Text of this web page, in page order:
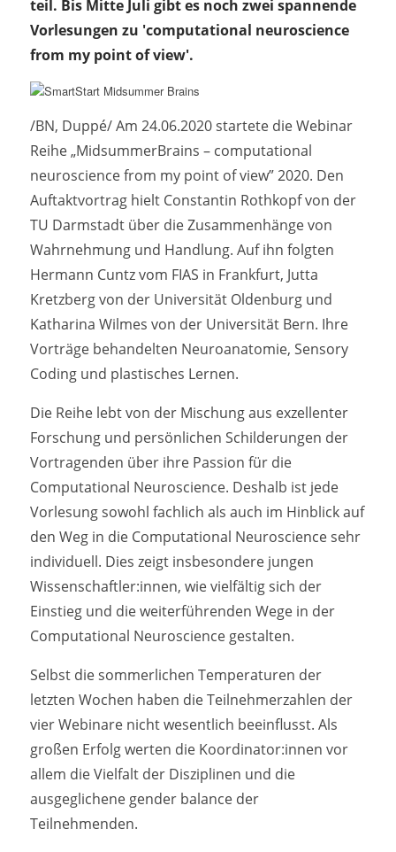
teil. Bis Mitte Juli gibt es noch zwei spannende
Vorlesungen zu 'computational neuroscience
from my point of view'.
/BN, Duppé/ Am 24.06.2020 startete die Webinar
Reihe „MidsummerBrains – computational
neuroscience from my point of view” 2020. Den
Auftaktvortrag hielt Constantin Rothkopf von der
TU Darmstadt über die Zusammenhänge von
Wahrnehmung und Handlung. Auf ihn folgten
Hermann Cuntz vom FIAS in Frankfurt, Jutta
Kretzberg von der Universität Oldenburg und
Katharina Wilmes von der Universität Bern. Ihre
Vorträge behandelten Neuroanatomie, Sensory
Coding und plastisches Lernen.
Die Reihe lebt von der Mischung aus exzellenter
Forschung und persönlichen Schilderungen der
Vortragenden über ihre Passion für die
Computational Neuroscience. Deshalb ist jede
Vorlesung sowohl fachlich als auch im Hinblick auf
den Weg in die Computational Neuroscience sehr
individuell. Dies zeigt insbesondere jungen
Wissenschaftler:innen, wie vielfältig sich der
Einstieg und die weiterführenden Wege in der
Computational Neuroscience gestalten.
Selbst die sommerlichen Temperaturen der
letzten Wochen haben die Teilnehmerzahlen der
vier Webinare nicht wesentlich beeinflusst. Als
großen Erfolg werten die Koordinator:innen vor
allem die Vielfalt der Disziplinen und die
ausgeglichene gender balance der
Teilnehmenden.